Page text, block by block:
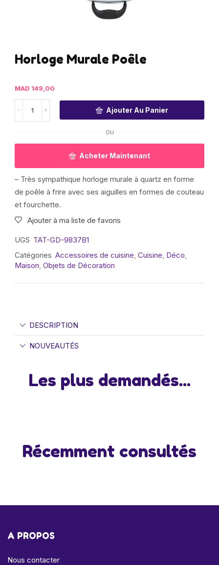
Horloge Murale Poêle
MAD 149,00
Ajouter Au Panier
OU
Acheter Maintenant
– Très sympathique horloge murale à quartz en forme
de poêle à frire avec ses aiguilles en formes de couteau
et fourchette.
Ajouter à ma liste de favoris
UGS TAT-GD-9837B1
Catégories Accessoires de cuisine, Cuisine, Déco,
Maison, Objets de Décoration
DESCRIPTION
NOUVEAUTÉS
Les plus demandés...
Récemment consultés
A PROPOS
Nous contacter